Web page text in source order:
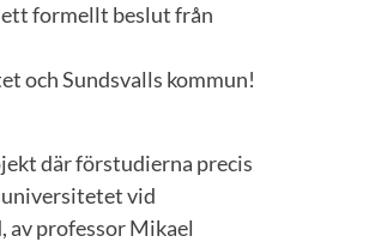
formellt beslut från
och Sundsvalls kommun!
där förstudierna precis
vid
av professor Mikael